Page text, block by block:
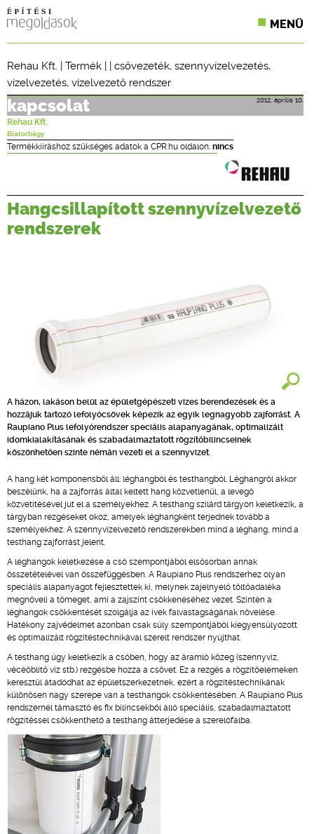
MENÜ
SZAKLAPOK
CPR TERMÉKKIÍRÁS
ÉPÍTÉSI JOG
TERVEZÉSI SEGÉDLETEK
Rehau Kft. | Termék | | csővezeték, szennyvízelvezetés,
vízelvezetés, vízelvezető rendszer
2012. április 10.
kapcsolat
Rehau Kft.
Biatorbágy
Termékkiíráshoz szükséges adatok a CPR.hu oldalon: nincs
Hangcsillapított szennyvízelvezető
rendszerek
A házon, lakáson belül az épületgépészeti vizes berendezések és a
hozzájuk tartozó lefolyócsövek képezik az egyik legnagyobb zajforrást. A
Raupiano Plus lefolyórendszer speciális alapanyagának, optimalizált
idomkialakításának és szabadalmaztatott rögzítőbilincseinek
köszönhetően szinte némán vezeti el a szennyvizet.
A hang két komponensből áll: léghangból és testhangból. Léghangról akkor
beszélünk, ha a zajforrás által keltett hang közvetlenül, a levegő
közvetítésével jut el a személyekhez. A testhang szilárd tárgyon keletkezik, a
tárgyban rezgéseket okoz, amelyek léghangként terjednek tovább a
személyekhez. A szennyvízelvezető rendszerekben mind a léghang, mind a
testhang zajforrást jelent.
A léghangok keletkezése a cső szempontjából elsősorban annak
összetételével van összefüggésben. A Raupiano Plus rendszerhez olyan
speciális alapanyagot fejlesztettek ki, melynek zajelnyelő töltőadaléka
megnöveli a tömeget, ami a zajszint csökkenéséhez vezet. Szintén a
léghangok csökkentését szolgálja az ívek falvastagságának növelése.
Hatékony zajvédelmet azonban csak súly szempontjából kiegyensúlyozott
és optimalizált rögzítéstechnikával szerelt rendszer nyújthat.
A testhang úgy keletkezik a csőben, hogy az áramló közeg (szennyvíz,
vécéöblítő víz stb.) rezgésbe hozza a csövet. Ez a rezgés a rögzítőelemeken
keresztül átadódhat az épületszerkezetnek, ezért a rögzítéstechnikának
különösen nagy szerepe van a testhangok csökkentésében. A Raupiano Plus
rendszernél támasztó és fix bilincsekből álló speciális, szabadalmaztatott
rögzítéssel csökkenthető a testhang átterjedése a szerelőfalba.